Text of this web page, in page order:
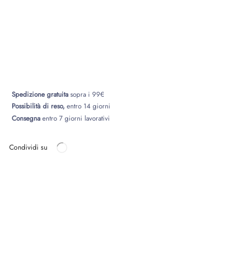
Spedizione gratuitasopra i 99€
Possibilità di reso, entro 14 giorni
Consegnaentro 7 giorni lavorativi
Condividi su